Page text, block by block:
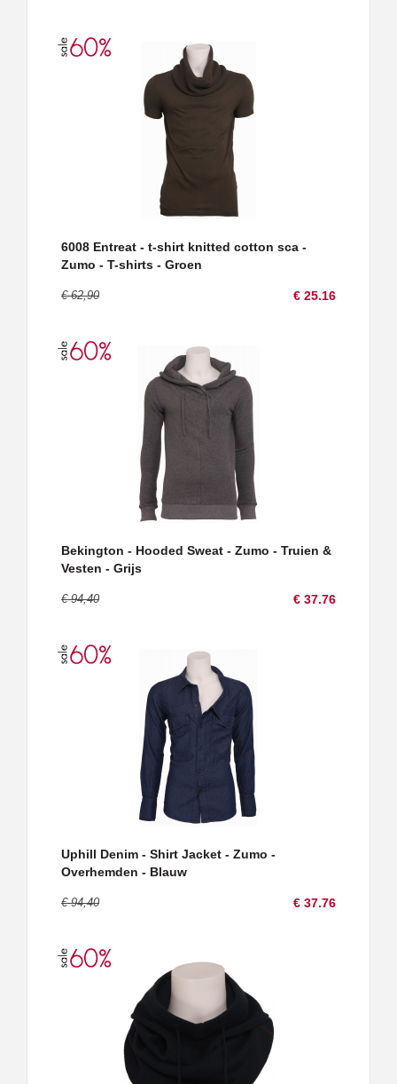
6008 Entreat - t-shirt knitted cotton sca -
Zumo - T-shirts - Groen
€ 62,90 € 25.16
Bekington - Hooded Sweat - Zumo - Truien &
Vesten - Grijs
€ 94,40 € 37.76
Uphill Denim - Shirt Jacket - Zumo -
Overhemden - Blauw
€ 94,40 € 37.76